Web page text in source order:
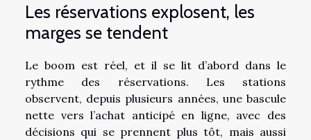
Les réservations explosent, les
marges se tendent
Le boom est réel, et il se lit d’abord dans le
rythme des réservations. Les stations
observent, depuis plusieurs années, une bascule
nette vers l’achat anticipé en ligne, avec des
décisions qui se prennent plus tôt, mais aussi